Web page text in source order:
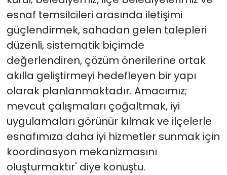
esnaf temsilcileri arasında iletişimi
güçlendirmek, sahadan gelen talepleri
düzenli, sistematik biçimde
değerlendiren, çözüm önerilerine ortak
akılla geliştirmeyi hedefleyen bir yapı
olarak planlanmaktadır. Amacımız;
mevcut çalışmaları çoğaltmak, iyi
uygulamaları görünür kılmak ve ilçelerle
esnafımıza daha iyi hizmetler sunmak için
koordinasyon mekanizmasını
oluşturmaktır' diye konuştu.